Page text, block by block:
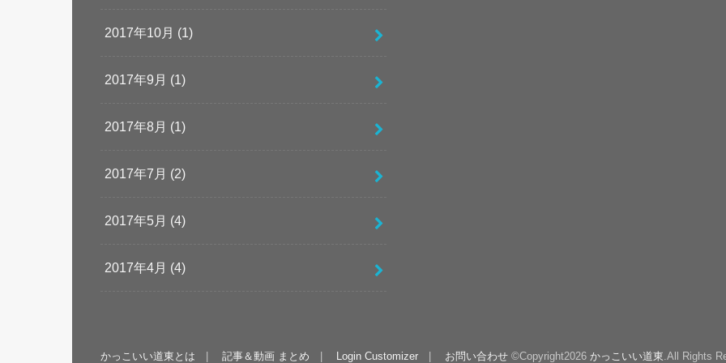
2017年10月 (1)
2017年9月 (1)
2017年8月 (1)
2017年7月 (2)
2017年5月 (4)
2017年4月 (4)
かっこいい道東とは 記事＆動画 まとめ Login Customizer お問い合わせ ©Copyright2026 かっこいい道東.All Rights